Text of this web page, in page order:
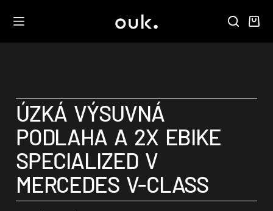
ÚZKÁ VÝSUVNÁ
PODLAHA A 2X EBIKE
SPECIALIZED V
MERCEDES V-CLASS